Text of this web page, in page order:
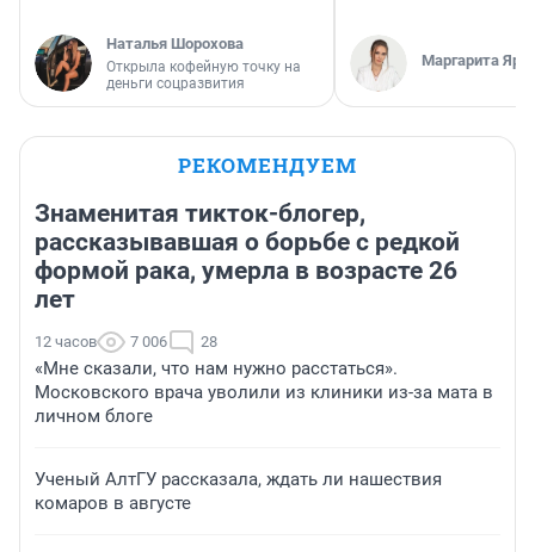
Наталья Шорохова
Открыла кофейную точку на
деньги соцразвития
Маргарита
РЕКОМЕНДУЕМ
Знаменитая тикток-блогер,
рассказывавшая о борьбе с редкой
формой рака, умерла в возрасте 26
лет
12 часов 7 006 28
«Мне сказали, что нам нужно расстаться».
Московского врача уволили из клиники из-за мата в
личном блоге
Ученый АлтГУ рассказала, ждать ли нашествия
комаров в августе